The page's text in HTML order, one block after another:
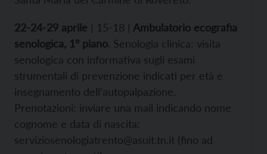
22-24-29 aprile | 15-18 | Ambulatorio ecografia
senologica, 1° piano. Senologia clinica: visita
senologica con informativa sugli esami
strumentali di prevenzione indicati per età e
insegnamento dell’autopalpazione.
Prenotazioni: inviare una mail indicando nome
cognome e data di nascita:
serviziosenologiatrento@asuit.tn.it (fino ad